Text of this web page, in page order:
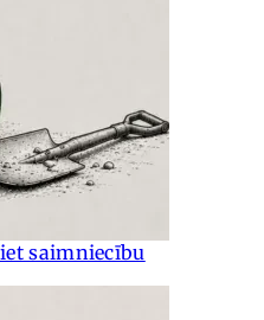
saimniecību